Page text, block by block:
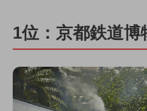
1位：京都鉄道博